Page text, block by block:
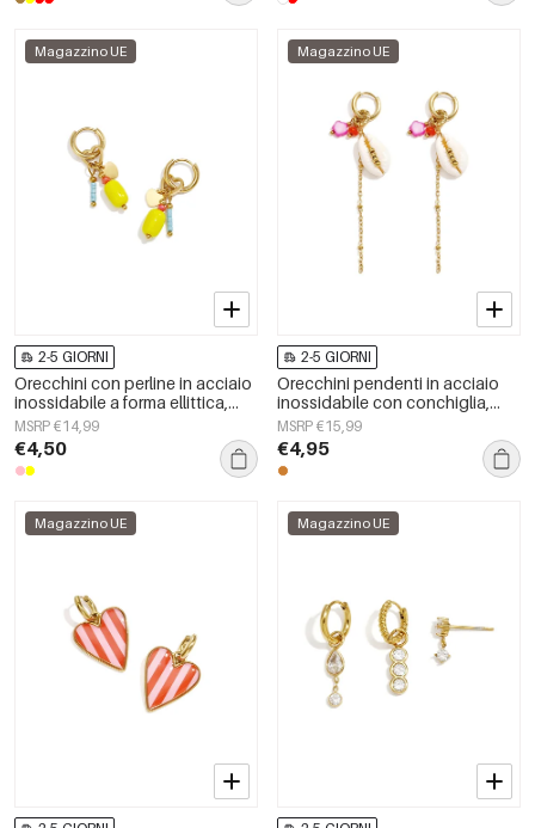
Magazzino UE
2-5 GIORNI
Orecchini con perline in acciaio
inossidabile a forma ellittica,
graziosi e semplici, della serie
Daily Simple, gioielli da donna.
MSRP €14,99
€4,50
Magazzino UE
2-5 GIORNI
Orecchini pendenti in acciaio
inossidabile con conchiglia,
serie Simple, gioielli da donna.
MSRP €15,99
€4,95
Magazzino UE Magazzino UE